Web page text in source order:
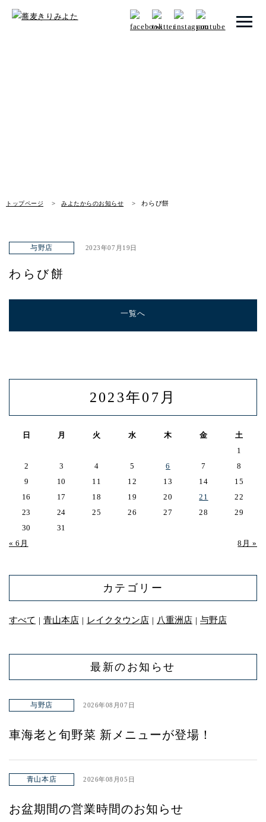
トップページ みよたからのお知らせ わらび餅
与野店 2023年07月19日
わらび餅
一覧へ
2023年07月
日 月 火 水 木 金 土
« 6月 8月 »
1
2
3 4 5 6 7
8
9
10 11 12 13 14
15
16
17 18 19 20 21
22
23
24 25 26 27 28
29
30
31
カテゴリー
すべて ｜ 青山本店 ｜ レイクタウン店 ｜ 八重洲店 ｜ 与野店
最新のお知らせ
与野店 2026年08月07日
車海老と旬野菜 新メニューが登場！
青山本店 2026年08月05日
お盆期間の営業時間のお知らせ